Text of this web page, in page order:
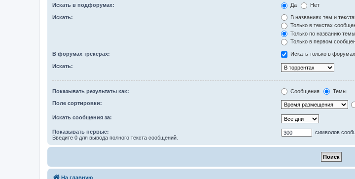
Искать в подфорумах: Да Нет
Искать:
В названиях тем и
Только в текстах
Только по названию темы
Только в первом
В форумах трекерах: Искать только в
Искать:
Показывать результаты как: Сообщения Темы
Поле сортировки:
Искать сообщения за:
Показывать первые:
Введите 0 для вывода полного текста сообщений.
символов
На главную